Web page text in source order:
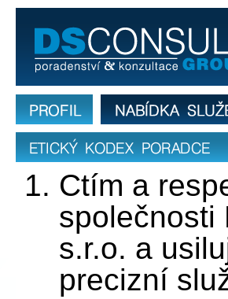
Etický kodex poradce
profil firmy nabídka služeb
Etický kodex poradce
Ctím a
společnosti
s.r.o. a
precizní